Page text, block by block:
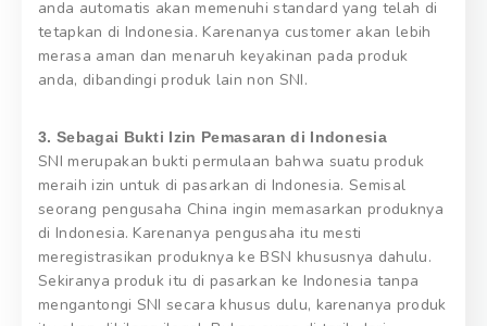
anda automatis akan memenuhi standard yang telah di
tetapkan di Indonesia. Karenanya customer akan lebih
merasa aman dan menaruh keyakinan pada produk
anda, dibandingi produk lain non SNI.
3. Sebagai Bukti Izin Pemasaran di Indonesia
SNI merupakan bukti permulaan bahwa suatu produk
meraih izin untuk di pasarkan di Indonesia. Semisal
seorang pengusaha China ingin memasarkan produknya
di Indonesia. Karenanya pengusaha itu mesti
meregistrasikan produknya ke BSN khususnya dahulu.
Sekiranya produk itu di pasarkan ke Indonesia tanpa
mengantongi SNI secara khusus dulu, karenanya produk